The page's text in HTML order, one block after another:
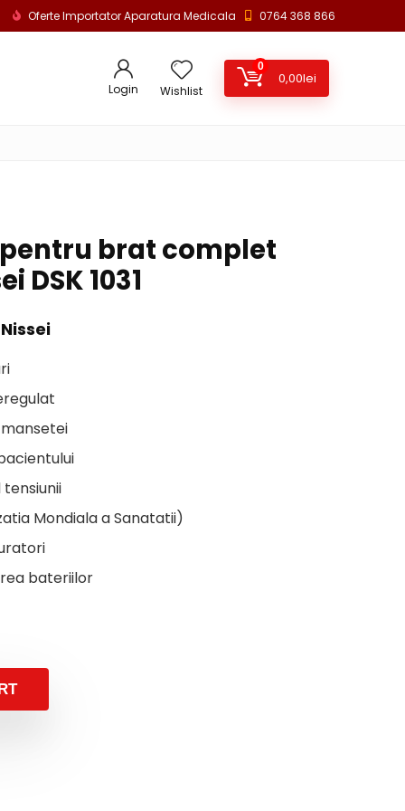
Oferte Importator Aparatura Medicala 0764 368 866
Login Wishlist
0
0,00lei
brat complet
DSK 1031
Mondiala a Sanatatii)
bateriilor